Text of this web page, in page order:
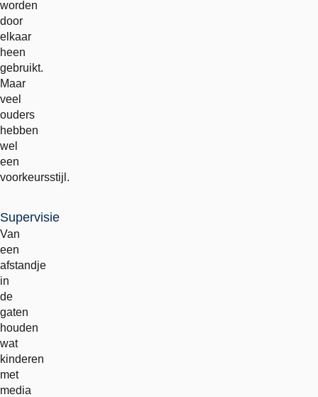
worden
door
elkaar
heen
gebruikt.
Maar
veel
ouders
hebben
wel
een
voorkeursstijl.
Supervisie
Van
een
afstandje
in
de
gaten
houden
wat
kinderen
met
media